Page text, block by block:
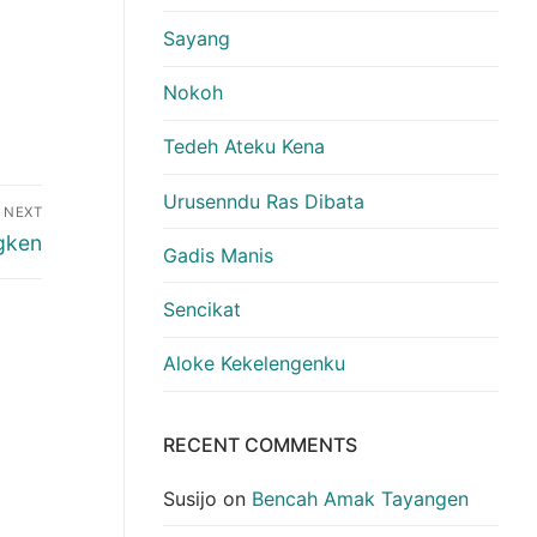
NEXT
Sayang
Nokoh
Tedeh Ateku Kena
Urusenndu Ras Dibata
Gadis Manis
Sencikat
Aloke Kekelengenku
RECENT COMMENTS
Susijo on Bencah Amak Tayangen